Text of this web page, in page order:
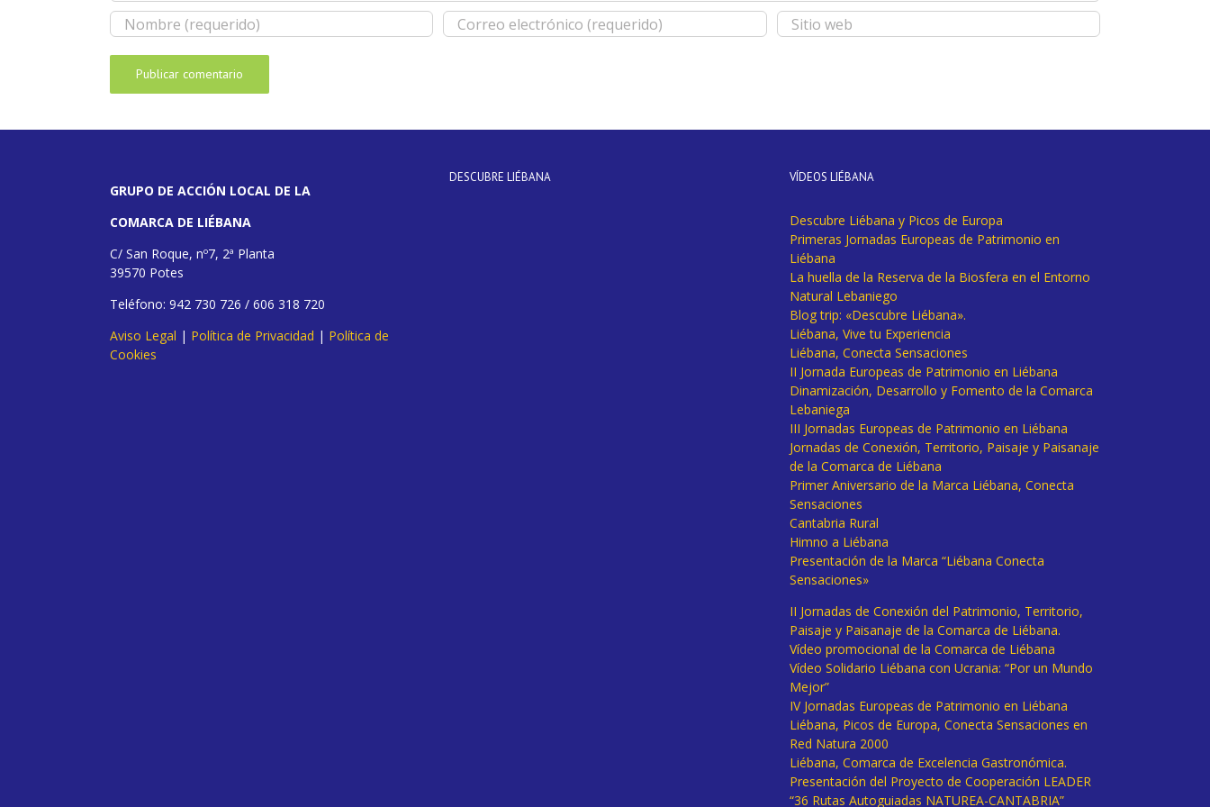
GRUPO DE ACCIÓN LOCAL DE LA
COMARCA DE LIÉBANA
C/ San Roque, nº7, 2ª Planta
39570 Potes
Teléfono: 942 730 726 / 606 318 720
Aviso Legal | Política de Privacidad | Política de
Cookies
DESCUBRE LIÉBANA VÍDEOS LIÉBANA
Descubre Liébana y Picos de Europa
Primeras Jornadas Europeas de Patrimonio en
Liébana
La huella de la Reserva de la Biosfera en el Entorno
Natural Lebaniego
Blog trip: «Descubre Liébana».
Liébana, Vive tu Experiencia
Liébana, Conecta Sensaciones
II Jornada Europeas de Patrimonio en Liébana
Dinamización, Desarrollo y Fomento de la Comarca
Lebaniega
III Jornadas Europeas de Patrimonio en Liébana
Jornadas de Conexión, Territorio, Paisaje y Paisanaje
de la Comarca de Liébana
Primer Aniversario de la Marca Liébana, Conecta
Sensaciones
Cantabria Rural
Himno a Liébana
Presentación de la Marca “Liébana Conecta
Sensaciones»
II Jornadas de Conexión del Patrimonio, Territorio,
Paisaje y Paisanaje de la Comarca de Liébana.
Vídeo promocional de la Comarca de Liébana
Vídeo Solidario Liébana con Ucrania: “Por un Mundo
Mejor”
IV Jornadas Europeas de Patrimonio en Liébana
Liébana, Picos de Europa, Conecta Sensaciones en
Red Natura 2000
Liébana, Comarca de Excelencia Gastronómica.
Presentación del Proyecto de Cooperación LEADER
“36 Rutas Autoguiadas NATUREA-CANTABRIA”